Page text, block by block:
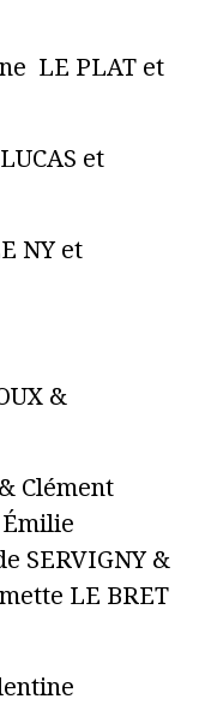
LE PLAT et
et
NY et
&
Clément
SERVIGNY &
LE BRET